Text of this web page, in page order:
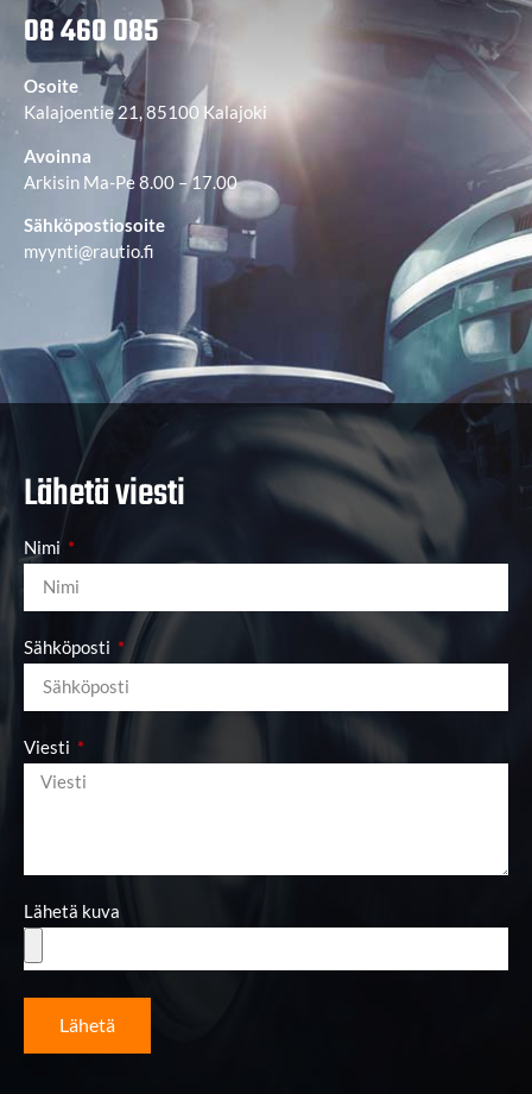
08 460 085
Osoite
Kalajoentie 21, 85100 Kalajoki
Avoinna
Arkisin Ma-Pe 8.00 – 17.00
Sähköpostiosoite
myynti@rautio.fi
Lähetä viesti
Nimi
Sähköposti
Viesti
Lähetä kuva
Lähetä